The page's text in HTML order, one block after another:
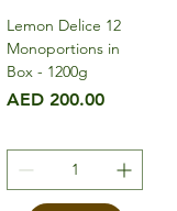
Lemon Delice 12
Monoportions in
Box - 1200g
मूल्य
AED 200.00